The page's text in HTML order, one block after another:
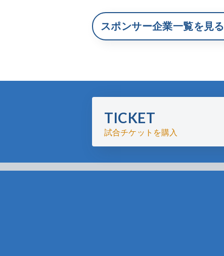
スポンサー企業一覧を見る
TICKET
試合チケットを購入